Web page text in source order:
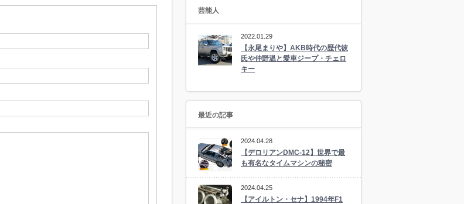
芸能人
2022.01.29
【永尾まりや】AKB時代の歴代彼
氏や仲野温と愛車ジープ・チェロ
キー
最近の記事
2024.04.28
【デロリアンDMC-12】世界で最
も有名なタイムマシンの秘密
2024.04.25
【アイルトン・セナ】1994年F1